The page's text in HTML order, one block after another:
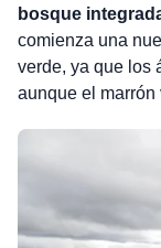
bosque
comienza una
verde, ya que los
aunque el